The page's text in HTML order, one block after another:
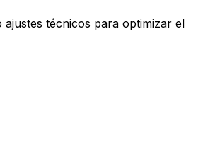
técnicos para optimizar el